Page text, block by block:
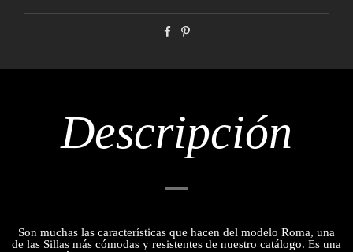
Descripción
Son muchas las características que hacen del modelo Roma, una
de las Sillas más cómodas y resistentes de nuestro catálogo. Es una